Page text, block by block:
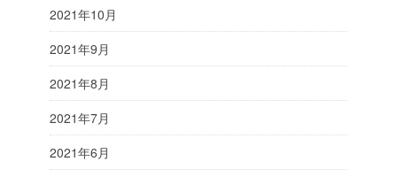
2021年10月
2021年9月
2021年8月
2021年7月
2021年6月